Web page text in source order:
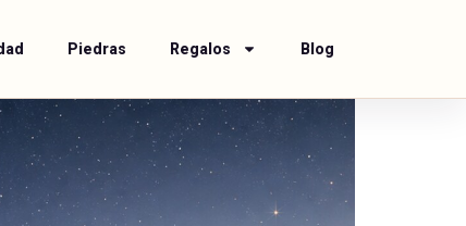
Piedras Regalos Blog